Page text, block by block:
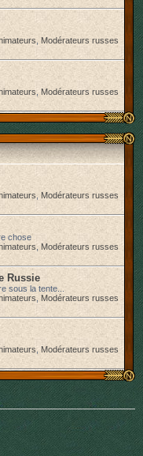
Modérateurs russes
, Modérateurs russes
Modérateurs russes
chose
Modérateurs russes
Russie
sous la tente...
Modérateurs russes
, Modérateurs russes